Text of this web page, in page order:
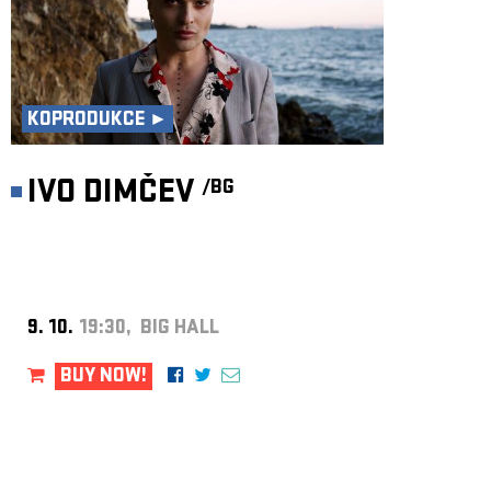
KOPRODUKCE ►
IVO DIMČEV /BG
9. 10. 19:30, BIG HALL
BUY NOW!